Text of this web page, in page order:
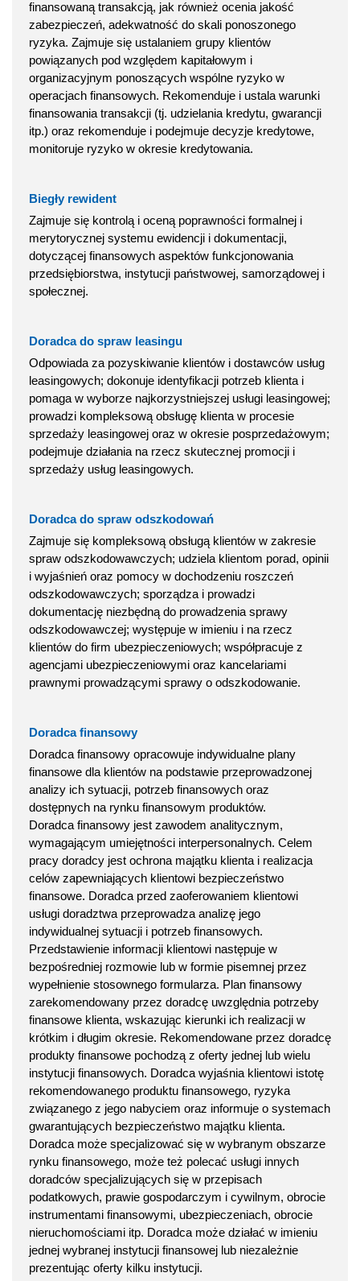
finansowaną transakcją, jak również ocenia jakość
zabezpieczeń, adekwatność do skali ponoszonego
ryzyka. Zajmuje się ustalaniem grupy klientów
powiązanych pod względem kapitałowym i
organizacyjnym ponoszących wspólne ryzyko w
operacjach finansowych. Rekomenduje i ustala warunki
finansowania transakcji (tj. udzielania kredytu, gwarancji
itp.) oraz rekomenduje i podejmuje decyzje kredytowe,
monitoruje ryzyko w okresie kredytowania.
Biegły rewident
Zajmuje się kontrolą i oceną poprawności formalnej i
merytorycznej systemu ewidencji i dokumentacji,
dotyczącej finansowych aspektów funkcjonowania
przedsiębiorstwa, instytucji państwowej, samorządowej i
społecznej.
Doradca do spraw leasingu
Odpowiada za pozyskiwanie klientów i dostawców usług
leasingowych; dokonuje identyfikacji potrzeb klienta i
pomaga w wyborze najkorzystniejszej usługi leasingowej;
prowadzi kompleksową obsługę klienta w procesie
sprzedaży leasingowej oraz w okresie posprzedażowym;
podejmuje działania na rzecz skutecznej promocji i
sprzedaży usług leasingowych.
Doradca do spraw odszkodowań
Zajmuje się kompleksową obsługą klientów w zakresie
spraw odszkodowawczych; udziela klientom porad, opinii
i wyjaśnień oraz pomocy w dochodzeniu roszczeń
odszkodowawczych; sporządza i prowadzi
dokumentację niezbędną do prowadzenia sprawy
odszkodowawczej; występuje w imieniu i na rzecz
klientów do firm ubezpieczeniowych; współpracuje z
agencjami ubezpieczeniowymi oraz kancelariami
prawnymi prowadzącymi sprawy o odszkodowanie.
Doradca finansowy
Doradca finansowy opracowuje indywidualne plany
finansowe dla klientów na podstawie przeprowadzonej
analizy ich sytuacji, potrzeb finansowych oraz
dostępnych na rynku finansowym produktów.
Doradca finansowy jest zawodem analitycznym,
wymagającym umiejętności interpersonalnych. Celem
pracy doradcy jest ochrona majątku klienta i realizacja
celów zapewniających klientowi bezpieczeństwo
finansowe. Doradca przed zaoferowaniem klientowi
usługi doradztwa przeprowadza analizę jego
indywidualnej sytuacji i potrzeb finansowych.
Przedstawienie informacji klientowi następuje w
bezpośredniej rozmowie lub w formie pisemnej przez
wypełnienie stosownego formularza. Plan finansowy
zarekomendowany przez doradcę uwzględnia potrzeby
finansowe klienta, wskazując kierunki ich realizacji w
krótkim i długim okresie. Rekomendowane przez doradcę
produkty finansowe pochodzą z oferty jednej lub wielu
instytucji finansowych. Doradca wyjaśnia klientowi istotę
rekomendowanego produktu finansowego, ryzyka
związanego z jego nabyciem oraz informuje o systemach
gwarantujących bezpieczeństwo majątku klienta.
Doradca może specjalizować się w wybranym obszarze
rynku finansowego, może też polecać usługi innych
doradców specjalizujących się w przepisach
podatkowych, prawie gospodarczym i cywilnym, obrocie
instrumentami finansowymi, ubezpieczeniach, obrocie
nieruchomościami itp. Doradca może działać w imieniu
jednej wybranej instytucji finansowej lub niezależnie
prezentując oferty kilku instytucji.